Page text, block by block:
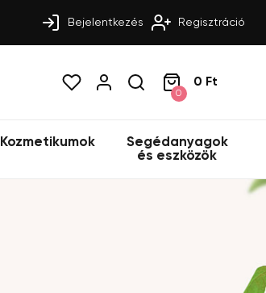
Bejelentkezés Regisztráció
0
0 Ft
Kozmetikumok
Segédanyagok
és eszközök